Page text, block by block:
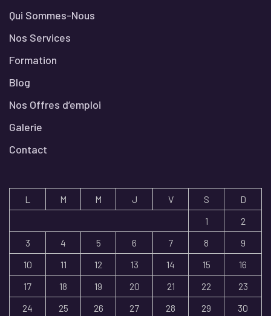
Qui Sommes-Nous
Nos Services
Formation
Blog
Nos Offres d’emploi
Galerie
Contact
L M M J V S
D
1
2
3
4 5 6 7 8
9
10
11 12 13 14 15
16
17
18 19 20 21 22
23
24
25 26 27 28 29
30